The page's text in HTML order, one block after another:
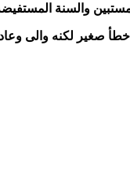
والسنة المستفيضة
صغير لكنه والى